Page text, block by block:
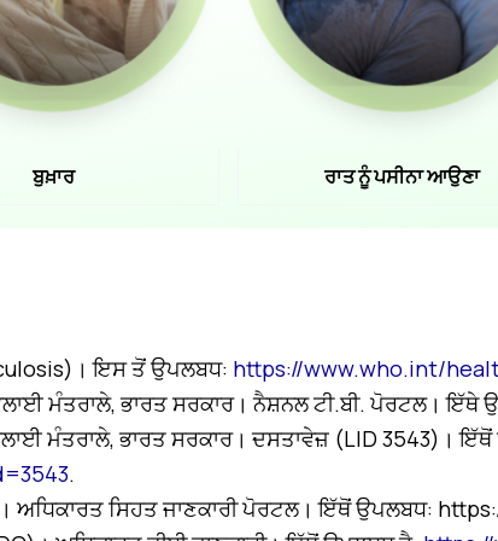
ਬੁਖ਼ਾਰ ਰਾਤ ਨੂੰ ਪਸੀਨਾ ਆਉਣਾ
ਇਸ ਤੋਂ ਉਪਲਬਧ: https://www.who.int/
ਮੰਤਰਾਲੇ, ਭਾਰਤ ਸਰਕਾਰ। ਨੈਸ਼ਨਲ ਟੀ.ਬੀ. ਪੋਰਟਲ। ਇੱਥੇ
ਮੰਤਰਾਲੇ, ਭਾਰਤ ਸਰਕਾਰ। ਦਸਤਾਵੇਜ਼ (LID 3543)।
.
ਸਿਹਤ ਜਾਣਕਾਰੀ ਪੋਰਟਲ। ਇੱਥੋਂ ਉਪਲਬਧ: